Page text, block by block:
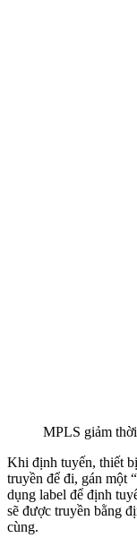
MPLS giảm
Khi định tuyến, thiết
truyền để đi, gán một
dụng label để định
sẽ được truyền bằng
cùng.